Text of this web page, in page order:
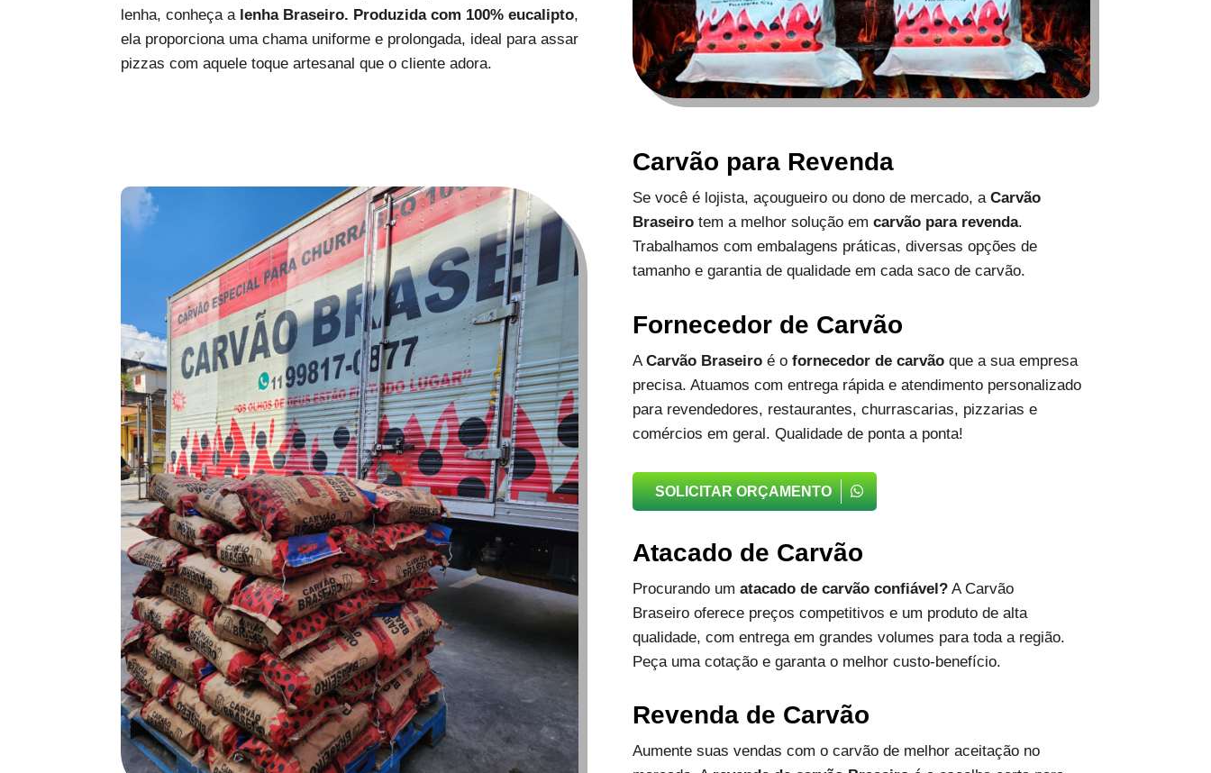
lenha, conheça a lenha Braseiro. Produzida com 100% eucalipto,
ela proporciona uma chama uniforme e prolongada, ideal para assar
pizzas com aquele toque artesanal que o cliente adora.
Carvão para Revenda
Se você é lojista, açougueiro ou dono de mercado, a Carvão
Braseirotem a melhor solução em carvão para revenda.
Trabalhamos com embalagens práticas, diversas opções de
tamanho e garantia de qualidade em cada saco de carvão.
Fornecedor de Carvão
A Carvão Braseiroé o fornecedor de carvãoque a sua empresa
precisa. Atuamos com entrega rápida e atendimento personalizado
para revendedores, restaurantes, churrascarias, pizzarias e
comércios em geral. Qualidade de ponta a ponta!
SOLICITAR ORÇAMENTO
Atacado de Carvão
Procurando um atacado de carvão confiável?A Carvão
Braseiro oferece preços competitivos e um produto de alta
qualidade, com entrega em grandes volumes para toda a região.
Peça uma cotação e garanta o melhor custo-benefício.
Revenda de Carvão
Aumente suas vendas com o carvão de melhor aceitação no